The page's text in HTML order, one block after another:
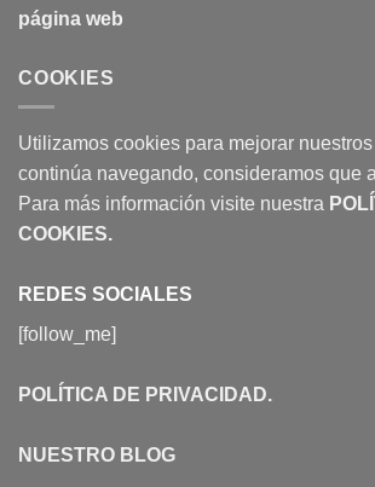
página web
COOKIES
Utilizamos cookies para mejorar
continúa navegando, consideramos que
Para más información visite nuestra
COOKIES.
REDES SOCIALES
[follow_me]
POLÍTICA DE PRIVACIDAD.
NUESTRO BLOG